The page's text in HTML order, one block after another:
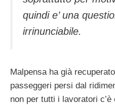
quindi e’ una
irrinunciabile.
Malpensa ha già
passeggeri persi dal
non per tutti i lavoratori